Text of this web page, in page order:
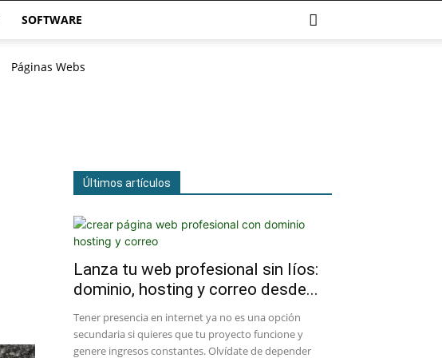
SOFTWARE
Últimos artículos
Lanza tu web profesional sin líos:
dominio, hosting y correo desde...
​Tener presencia en internet ya no es una opción
secundaria si quieres que tu proyecto funcione y
genere ingresos constantes. Olvídate de depender